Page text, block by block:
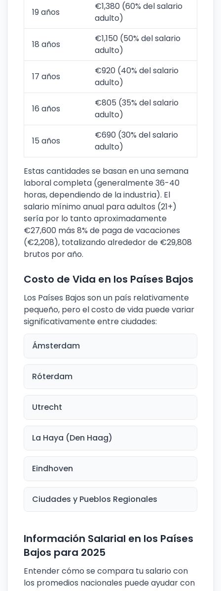
19 años
€1,380 (60% del salario
adulto)
18 años
€1,150 (50% del salario
adulto)
17 años
€920 (40% del salario
adulto)
16 años
€805 (35% del salario
adulto)
15 años
€690 (30% del salario
adulto)
Estas cantidades se basan en una semana
laboral completa (generalmente 36-40
horas, dependiendo de la industria). El
salario mínimo anual para adultos (21+)
sería por lo tanto aproximadamente
€27,600 más 8% de paga de vacaciones
(€2,208), totalizando alrededor de €29,808
brutos por año.
Costo de Vida en los Países Bajos
Los Países Bajos son un país relativamente
pequeño, pero el costo de vida puede variar
significativamente entre ciudades:
Ámsterdam
Róterdam
Utrecht
La Haya (Den Haag)
Eindhoven
Ciudades y Pueblos Regionales
Información Salarial en los Países
Bajos para 2025
Entender cómo se compara tu salario con
los promedios nacionales puede ayudar con